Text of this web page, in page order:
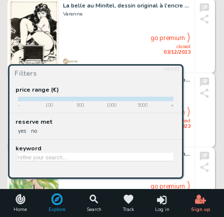
Home Explore Search Track Log in Sign up
Filters
reset
price range (€)
- 100 500 1000 5000 +
reserve met
yes no
keyword
La belle au Minitel, dessin original à l’encre de chine.
Varenne
closed
03/12/2023
go premium
Voyage en Inde, dessin original très grand format au feutre fin.
closed
03/12/2023
go premium
Calendula, dessin original à l’aquarelle en hommage à Will.
René Follet
03/12/2023
go premium